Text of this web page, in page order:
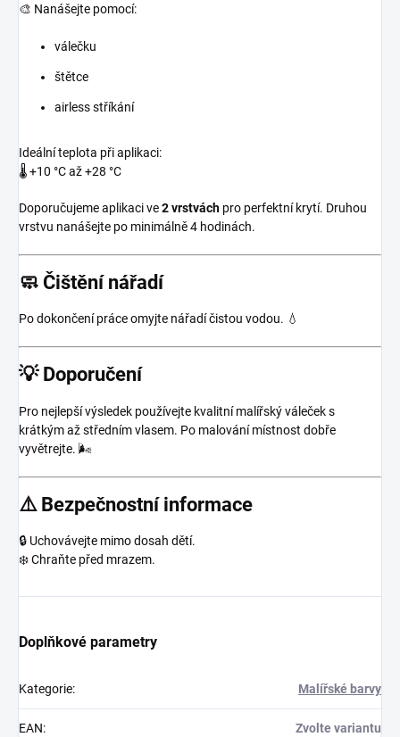
🎨 Nanášejte pomocí:
válečku
štětce
airless stříkání
Ideální teplota při aplikaci:
🌡️ +10 °C až +28 °C
Doporučujeme aplikaci ve2 vrstvách pro perfektní krytí. Druhou
vrstvu nanášejte po minimálně 4 hodinách.
🧼 Čištění nářadí
Po dokončení práce omyjte nářadí čistou vodou. 💧
💡 Doporučení
Pro nejlepší výsledek používejte kvalitní malířský váleček s
krátkým až středním vlasem. Po malování místnost dobře
vyvětrejte. 🌬️
⚠️ Bezpečnostní informace
🔒 Uchovávejte mimo dosah dětí.
❄️ Chraňte před mrazem.
Doplňkové parametry
Kategorie: Malířské barvy
EAN: Zvolte variantu